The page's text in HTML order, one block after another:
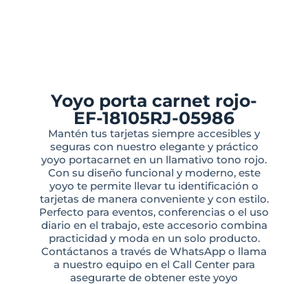
Yoyo porta carnet rojo-
EF-18105RJ-05986
Mantén tus tarjetas siempre accesibles y
seguras con nuestro elegante y práctico
yoyo portacarnet en un llamativo tono rojo.
Con su diseño funcional y moderno, este
yoyo te permite llevar tu identificación o
tarjetas de manera conveniente y con estilo.
Perfecto para eventos, conferencias o el uso
diario en el trabajo, este accesorio combina
practicidad y moda en un solo producto.
Contáctanos a través de WhatsApp o llama
a nuestro equipo en el Call Center para
asegurarte de obtener este yoyo